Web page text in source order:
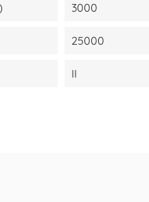
3000
25000
II